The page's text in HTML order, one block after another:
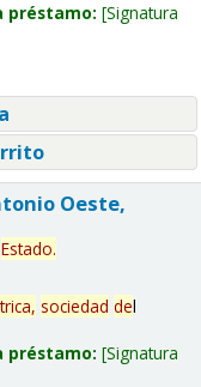
préstamo: Signatura
Oeste,
Estado.
sociedad del
préstamo: Signatura